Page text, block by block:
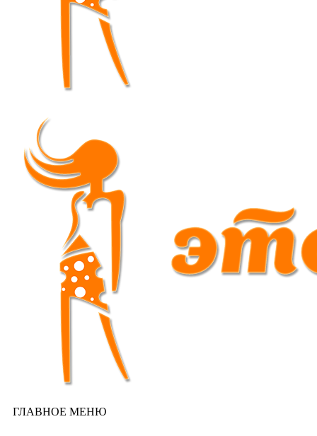
ГЛАВНОЕ МЕНЮ